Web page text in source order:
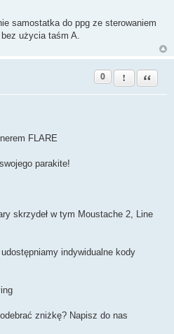
samostatka do ppg ze sterowaniem
użycia taśm A.
0 Zgłoś ten post
Cytuj
FLARE
parakite!
skrzydeł w tym Moustache 2, Line
indywidualne kody
zniżkę? Napisz do nas